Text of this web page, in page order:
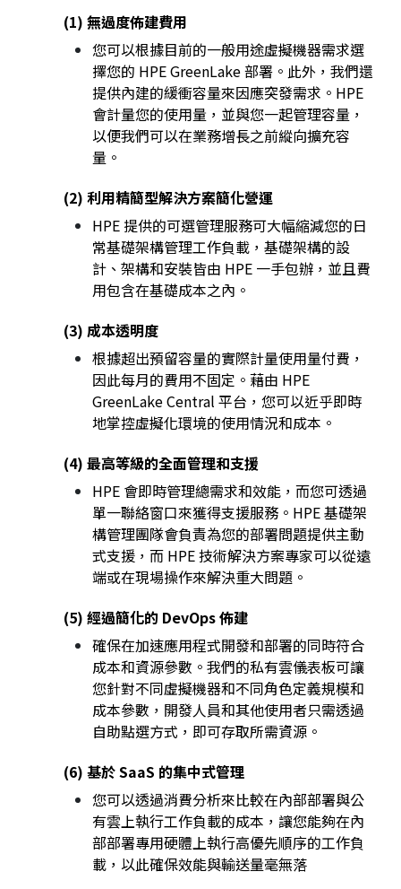
(1) 無過度佈建費用
您可以根據目前的一般用途虛擬機器需求選
擇您的 HPE GreenLake 部署。此外，我們還
提供內建的緩衝容量來因應突發需求。HPE
會計量您的使用量，並與您一起管理容量，
以便我們可以在業務增長之前縱向擴充容
量。
(2) 利用精簡型解決方案簡化營運
HPE 提供的可選管理服務可大幅縮減您的日
常基礎架構管理工作負載，基礎架構的設
計、架構和安裝皆由 HPE 一手包辦，並且費
用包含在基礎成本之內。
(3) 成本透明度
根據超出預留容量的實際計量使用量付費，
因此每月的費用不固定。藉由 HPE
GreenLake Central 平台，您可以近乎即時
地掌控虛擬化環境的使用情況和成本。
(4) 最高等級的全面管理和支援
HPE 會即時管理總需求和效能，而您可透過
單一聯絡窗口來獲得支援服務。HPE 基礎架
構管理團隊會負責為您的部署問題提供主動
式支援，而 HPE 技術解決方案專家可以從遠
端或在現場操作來解決重大問題。
(5) 經過簡化的 DevOps 佈建
確保在加速應用程式開發和部署的同時符合
成本和資源參數。我們的私有雲儀表板可讓
您針對不同虛擬機器和不同角色定義規模和
成本參數，開發人員和其他使用者只需透過
自助點選方式，即可存取所需資源。
(6) 基於 SaaS 的集中式管理
您可以透過消費分析來比較在內部部署與公
有雲上執行工作負載的成本，讓您能夠在內
部部署專用硬體上執行高優先順序的工作負
載，以此確保效能與輸送量毫無落